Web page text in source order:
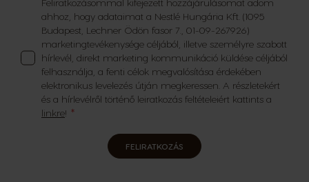
Feliratkozásommal kifejezett hozzájárulásomat adom
ahhoz, hogy adataimat a Nestlé Hungária Kft. (1095
Budapest, Lechner Ödön fasor 7., 01-09-267926)
marketingtevékenysége céljából, illetve személyre szabott
hírlevél, direkt marketing kommunikáció küldése céljából
felhasználja, a fenti célok megvalósítása érdekében
elektronikus levelezés útján megkeressen. A részletekért
és a hírlevélről történő leiratkozás feltételeiért kattints a
linkre!
FELIRATKOZÁS